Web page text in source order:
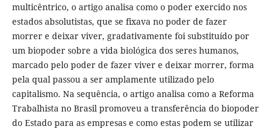
multicêntrico, o artigo analisa como o poder exercido nos
estados absolutistas, que se fixava no poder de fazer
morrer e deixar viver, gradativamente foi substituído por
um biopoder sobre a vida biológica dos seres humanos,
marcado pelo poder de fazer viver e deixar morrer, forma
pela qual passou a ser amplamente utilizado pelo
capitalismo. Na sequência, o artigo analisa como a Reforma
Trabalhista no Brasil promoveu a transferência do biopoder
do Estado para as empresas e como estas podem se utilizar